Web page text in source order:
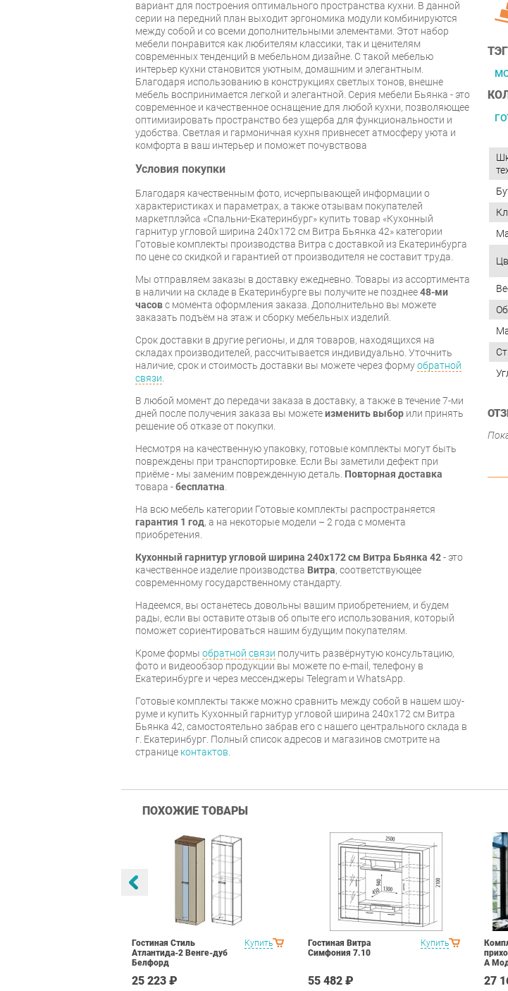
вариант для построения оптимального пространства кухни. В данной
серии на передний план выходит эргономика модули комбинируются
между собой и со всеми дополнительными элементами. Этот набор
мебели понравится как любителям классики, так и ценителям
современных тенденций в мебельном дизайне. С такой мебелью
интерьер кухни становится уютным, домашним и элегантным.
Благодаря использованию в конструкциях светлых тонов, внешне
мебель воспринимается легкой и элегантной. Серия мебели Бьянка - это
современное и качественное оснащение для любой кухни, позволяющее
оптимизировать пространство без ущерба для функциональности и
удобства. Светлая и гармоничная кухня привнесет атмосферу уюта и
комфорта в ваш интерьер и поможет почувствова
Условия покупки
Благодаря качественным фото, исчерпывающей информации о
характеристиках и параметрах, а также отзывам покупателей
маркетплэйса «Спальни-Екатеринбург» купить товар «Кухонный
гарнитур угловой ширина 240х172 см Витра Бьянка 42» категории
Готовые комплекты производства Витра с доставкой из Екатеринбурга
по цене со скидкой и гарантией от производителя не составит труда.
Мы отправляем заказы в доставку ежедневно. Товары из ассортимента
в наличии на складе в Екатеринбурге вы получите не позднее48-ми
часовс момента оформления заказа. Дополнительно вы можете
заказать подъём на этаж и сборку мебельных изделий.
Срок доставки в другие регионы, и для товаров, находящихся на
складах производителей, рассчитывается индивидуально. Уточнить
наличие, срок и стоимость доставки вы можете через формуобратной
связи.
В любой момент до передачи заказа в доставку, а также в течение 7-ми
дней после получения заказа вы можетеизменить выбор или принять
решение об отказе от покупки.
Несмотря на качественную упаковку, готовые комплекты могут быть
повреждены при транспортировке. Если Вы заметили дефект при
приёме - мы заменим поврежденную деталь. Повторная доставка
товара -бесплатна.
На всю мебель категории Готовые комплекты распространяется
гарантия 1 год, а на некоторые модели – 2 года с момента
приобретения.
Кухонный гарнитур угловой ширина 240х172 см Витра Бьянка 42- это
качественное изделие производства Витра, соответствующее
современному государственному стандарту.
Надеемся, вы останетесь довольны вашим приобретением, и будем
рады, если вы оставите отзыв об опыте его использования, который
поможет сориентироваться нашим будущим покупателям.
Кроме формы обратной связи получить развёрнутую консультацию,
фото и видеообзор продукции вы можете по e-mail, телефону в
Екатеринбурге и через мессенджеры Telegram и WhatsApp.
Готовые комплекты также можно сравнить между собой в нашем шоу-
руме и купить Кухонный гарнитур угловой ширина 240х172 см Витра
Бьянка 42, самостоятельно забрав его с нашего центрального склада в
г. Екатеринбург. Полный список адресов и магазинов смотрите на
странице контактов.
ПОХОЖИЕ ТОВАРЫ
Купить
Гостиная Стиль
Атлантида-2 Венге-дуб
Белфорд
25 223 ₽
Купить
Гостиная Витра
Симфония 7.10
55 482 ₽
А
27